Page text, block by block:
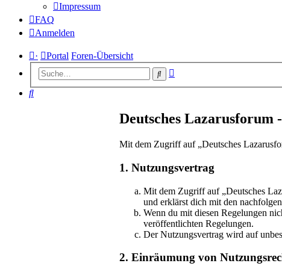
Impressum
FAQ
Anmelden
· Portal Foren-Übersicht
Suche
Suche
Deutsches Lazarusforum
Mit dem Zugriff auf „Deutsches
1. Nutzungsvertrag
Mit dem Zugriff auf „Deutsches
und erklärst dich mit den
Wenn du mit diesen Regelungen
veröffentlichten Regelungen.
Der Nutzungsvertrag wird auf
2. Einräumung von